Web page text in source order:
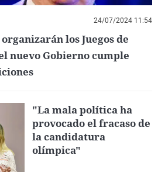
24/07/2024 11:54
los Juegos de
nuevo Gobierno cumple
"La mala política ha
provocado el fracaso de
la candidatura
olímpica"